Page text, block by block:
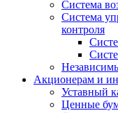
Система
Система
контроля
Акционерам и
Уставный
Ценные